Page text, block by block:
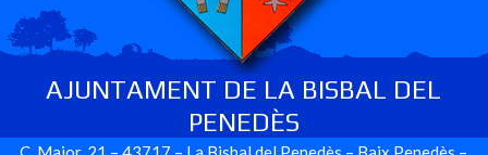
AJUNTAMENT DE LA BISBAL DEL
PENEDÈS